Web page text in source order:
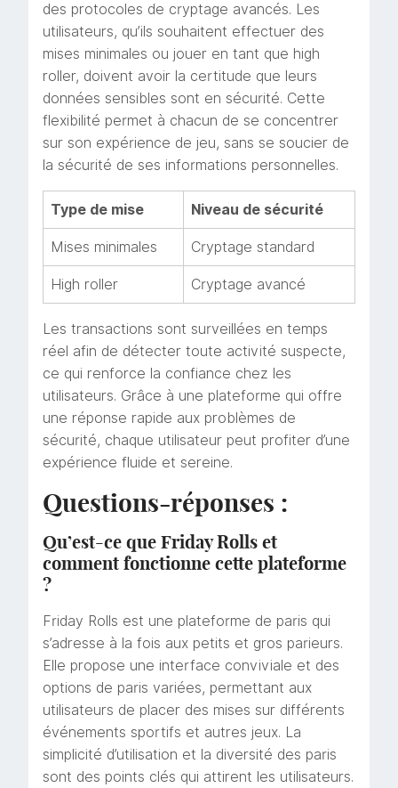
des protocoles de cryptage avancés. Les
utilisateurs, qu’ils souhaitent effectuer des
mises minimales ou jouer en tant que high
roller, doivent avoir la certitude que leurs
données sensibles sont en sécurité. Cette
flexibilité permet à chacun de se concentrer
sur son expérience de jeu, sans se soucier de
la sécurité de ses informations personnelles.
Type de mise Niveau de sécurité
Mises minimales Cryptage standard
High roller Cryptage avancé
Les transactions sont surveillées en temps
réel afin de détecter toute activité suspecte,
ce qui renforce la confiance chez les
utilisateurs. Grâce à une plateforme qui offre
une réponse rapide aux problèmes de
sécurité, chaque utilisateur peut profiter d’une
expérience fluide et sereine.
Questions-réponses :
Qu’est-ce que Friday Rolls et
comment fonctionne cette plateforme
?
Friday Rolls est une plateforme de paris qui
s’adresse à la fois aux petits et gros parieurs.
Elle propose une interface conviviale et des
options de paris variées, permettant aux
utilisateurs de placer des mises sur différents
événements sportifs et autres jeux. La
simplicité d’utilisation et la diversité des paris
sont des points clés qui attirent les utilisateurs.